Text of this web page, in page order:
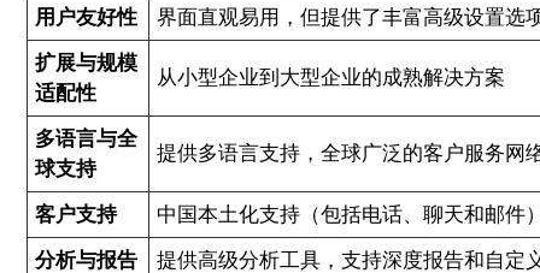
用户友好性
界面直观易用，但提供了丰富高级设置选
扩展与规模
适配性
从小型企业到大型企业的成熟解决方案
多语言与全
球支持
提供多语言支持，全球广泛的客户服务网
客户支持
中国本土化支持（包括电话、聊天和邮件
分析与报告
提供高级分析工具，支持深度报告和自定